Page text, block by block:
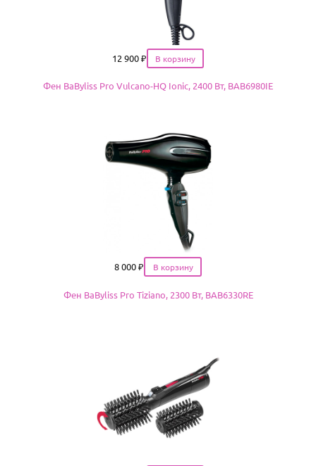
Цена
12 900₽
Фен BaByliss Pro Vulcano-HQ Ionic, 2400 Вт, BAB6980IE
Цена
8 000 ₽
Фен BaByliss Pro Tiziano, 2300 Вт, BAB6330RE